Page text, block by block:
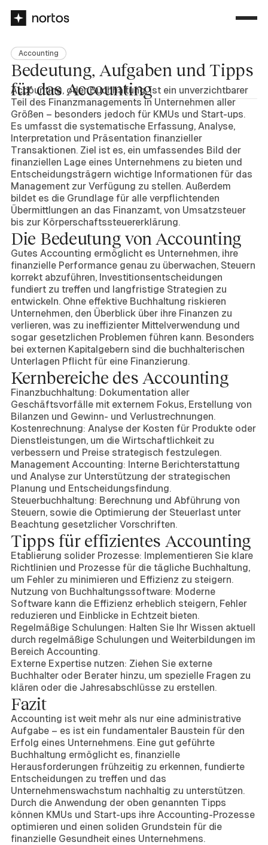
Accounting
Bedeutung, Aufgaben und Tipps
für das Accounting
Accounting, oder Buchhaltung, ist ein unverzichtbarer
Teil des Finanzmanagements in Unternehmen aller
Größen – besonders jedoch für KMUs und Start-ups.
Es umfasst die systematische Erfassung, Analyse,
Interpretation und Präsentation finanzieller
Transaktionen. Ziel ist es, ein umfassendes Bild der
finanziellen Lage eines Unternehmens zu bieten und
Entscheidungsträgern wichtige Informationen für das
Management zur Verfügung zu stellen. Außerdem
bildet es die Grundlage für alle verpflichtenden
Übermittlungen an das Finanzamt, von Umsatzsteuer
bis zur Körperschaftssteuererklärung.
Die Bedeutung von Accounting
Gutes Accounting ermöglicht es Unternehmen, ihre
finanzielle Performance genau zu überwachen, Steuern
korrekt abzuführen, Investitionsentscheidungen
fundiert zu treffen und langfristige Strategien zu
entwickeln. Ohne effektive Buchhaltung riskieren
Unternehmen, den Überblick über ihre Finanzen zu
verlieren, was zu ineffizienter Mittelverwendung und
sogar gesetzlichen Problemen führen kann. Besonders
bei externen Kapitalgebern sind die buchhalterischen
Unterlagen Pflicht für eine Finanzierung.
Kernbereiche des Accounting
Finanzbuchhaltung: Dokumentation aller
Geschäftsvorfälle mit externem Fokus, Erstellung von
Bilanzen und Gewinn- und Verlustrechnungen.
Kostenrechnung: Analyse der Kosten für Produkte oder
Dienstleistungen, um die Wirtschaftlichkeit zu
verbessern und Preise strategisch festzulegen.
Management Accounting: Interne Berichterstattung
und Analyse zur Unterstützung der strategischen
Planung und Entscheidungsfindung.
Steuerbuchhaltung: Berechnung und Abführung von
Steuern, sowie die Optimierung der Steuerlast unter
Beachtung gesetzlicher Vorschriften.
Tipps für effizientes Accounting
Etablierung solider Prozesse: Implementieren Sie klare
Richtlinien und Prozesse für die tägliche Buchhaltung,
um Fehler zu minimieren und Effizienz zu steigern.
Nutzung von Buchhaltungssoftware: Moderne
Software kann die Effizienz erheblich steigern, Fehler
reduzieren und Einblicke in Echtzeit bieten.
Regelmäßige Schulungen: Halten Sie Ihr Wissen aktuell
durch regelmäßige Schulungen und Weiterbildungen im
Bereich Accounting.
Externe Expertise nutzen: Ziehen Sie externe
Buchhalter oder Berater hinzu, um spezielle Fragen zu
klären oder die Jahresabschlüsse zu erstellen.
Fazit
Accounting ist weit mehr als nur eine administrative
Aufgabe – es ist ein fundamentaler Baustein für den
Erfolg eines Unternehmens. Eine gut geführte
Buchhaltung ermöglicht es, finanzielle
Herausforderungen frühzeitig zu erkennen, fundierte
Entscheidungen zu treffen und das
Unternehmenswachstum nachhaltig zu unterstützen.
Durch die Anwendung der oben genannten Tipps
können KMUs und Start-ups ihre Accounting-Prozesse
optimieren und einen soliden Grundstein für die
finanzielle Gesundheit eines Unternehmens.